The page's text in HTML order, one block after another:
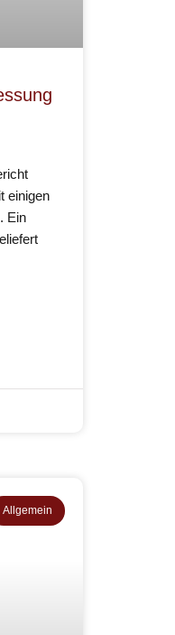
einigen
Ein
Allgemein